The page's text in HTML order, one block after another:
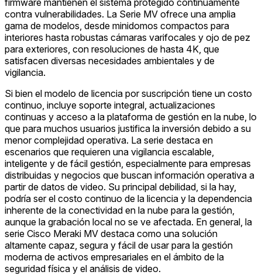
contra vulnerabilidades. La Serie MV ofrece una amplia
gama de modelos, desde minidomos compactos para
interiores hasta robustas cámaras varifocales y ojo de pez
para exteriores, con resoluciones de hasta 4K, que
satisfacen diversas necesidades ambientales y de
vigilancia.
Si bien el modelo de licencia por suscripción tiene un costo
continuo, incluye soporte integral, actualizaciones
continuas y acceso a la plataforma de gestión en la nube, lo
que para muchos usuarios justifica la inversión debido a su
menor complejidad operativa. La serie destaca en
escenarios que requieren una vigilancia escalable,
inteligente y de fácil gestión, especialmente para empresas
distribuidas y negocios que buscan información operativa a
partir de datos de video. Su principal debilidad, si la hay,
podría ser el costo continuo de la licencia y la dependencia
inherente de la conectividad en la nube para la gestión,
aunque la grabación local no se ve afectada. En general, la
serie Cisco Meraki MV destaca como una solución
altamente capaz, segura y fácil de usar para la gestión
moderna de activos empresariales en el ámbito de la
seguridad física y el análisis de video.